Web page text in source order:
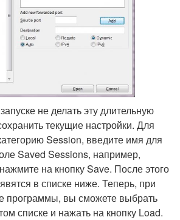
не делать эту длительную
текущие настройки. Для
Session, введите имя для
Saved Sessions, например,
на кнопку Save. После этого
в списке ниже. Теперь, при
программы, вы сможете выбрать
списке и нажать на кнопку Load.